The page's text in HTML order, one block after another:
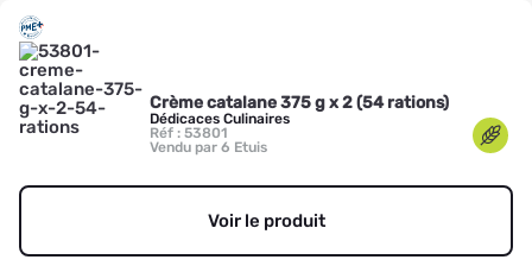
Crème catalane 375 g x 2 (54 rations)
Dédicaces Culinaires
Réf : 53801
Vendu par 6 Etuis
Voir le produit